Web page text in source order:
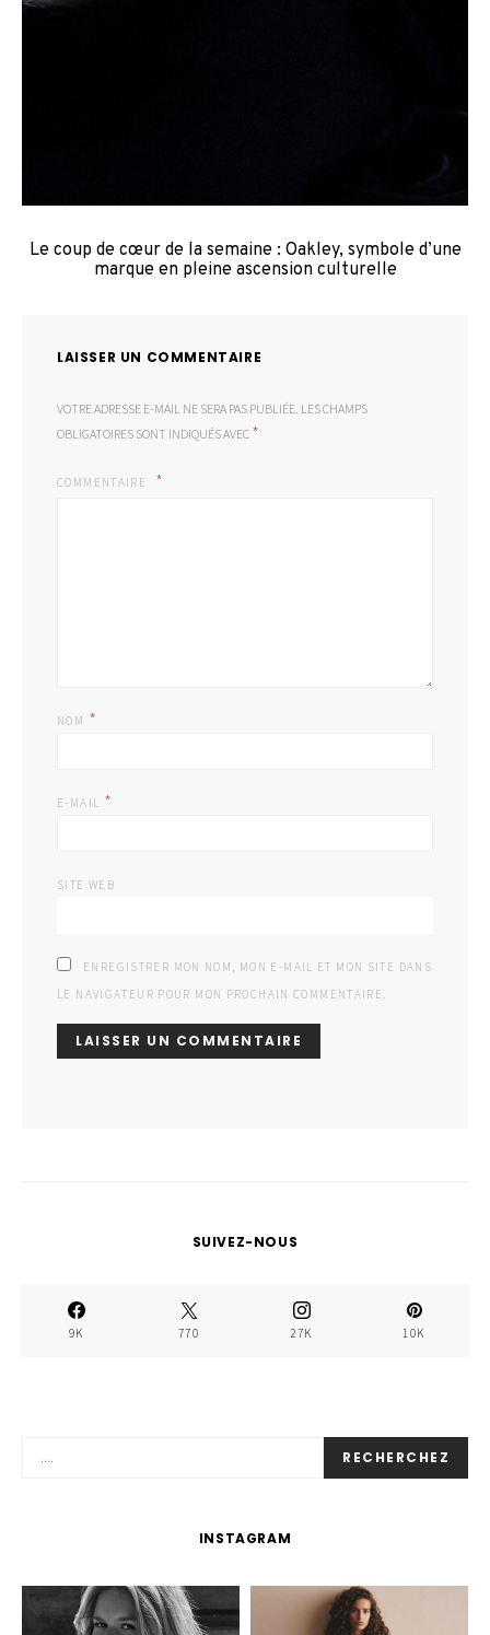
Le coup de cœur de la semaine : Oakley, symbole d’une
marque en pleine ascension culturelle
LAISSER UN COMMENTAIRE
VOTRE ADRESSE E-MAIL NE SERA PAS PUBLIÉE. LES CHAMPS
OBLIGATOIRES SONT INDIQUÉS AVEC *
COMMENTAIRE
NOM *
E-MAIL *
SITE WEB
ENREGISTRER MON NOM, MON E-MAIL ET MON SITE DANS
LE NAVIGATEUR POUR MON PROCHAIN COMMENTAIRE.
SUIVEZ-NOUS
9K 770 27K 10K
RECHERCHEZ
INSTAGRAM